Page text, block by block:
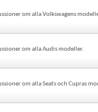
om alla Volkswagens
om alla Audis modeller.
om alla Seats och Cupras